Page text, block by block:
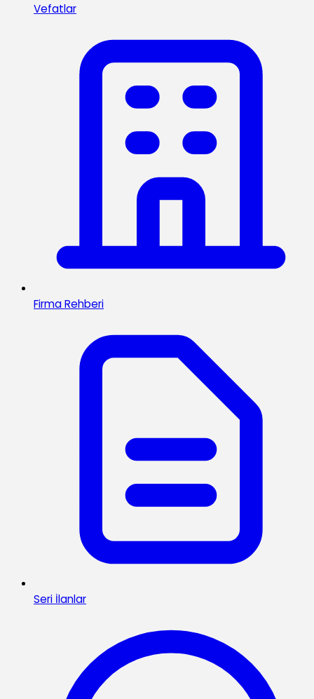
Vefatlar
Firma Rehberi
Seri İlanlar